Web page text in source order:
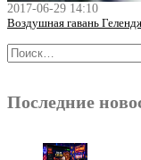
2017-06-29 14:10
Воздушная гавань
Последние